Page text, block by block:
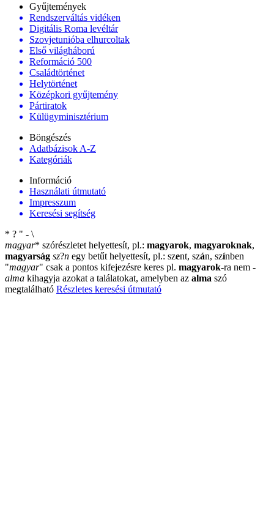
Gyűjtemények
Rendszerváltás vidéken
Digitális Roma levéltár
Szovjetunióba elhurcoltak
Első világháború
Reformáció 500
Családtörténet
Helytörténet
Középkori gyűjtemény
Pártiratok
Külügyminisztérium
Böngészés
Adatbázisok A-Z
Kategóriák
Információ
Használati útmutató
Impresszum
Keresési segítség
* ? " - \
magyar* szórészletet helyettesít, pl.: magyarok, magyaroknak,
magyarság sz?n egy betűt helyettesít, pl.: szent, szán, színben
"magyar" csak a pontos kifejezésre keres pl. magyarok-ra nem -
alma kihagyja azokat a találatokat, amelyben az alma szó
megtalálható Részletes keresési útmutató